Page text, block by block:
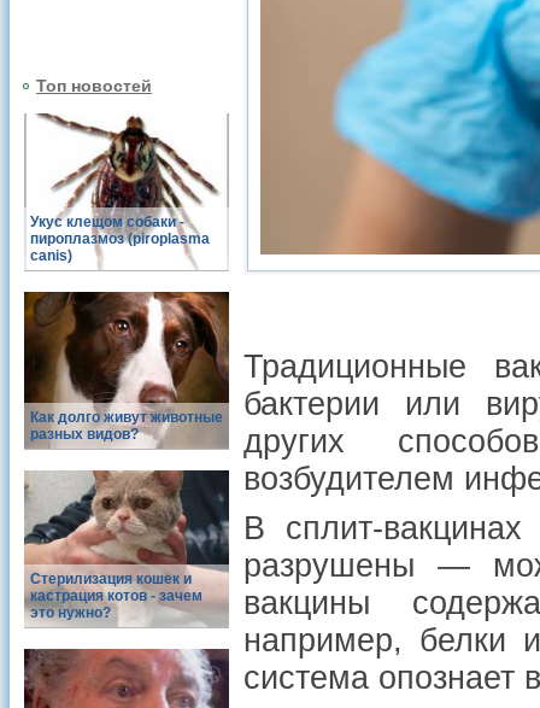
Топ новостей
Укус клещом собаки -
пироплазмоз (piroplasma
canis)
Как долго живут животные
разных видов?
Стерилизация кошек и
кастрация котов - зачем
это нужно?
Традиционные
бактерии или
других
возбудителем
В сплит-
разрушены —
вакцины
например, белки
система опознает